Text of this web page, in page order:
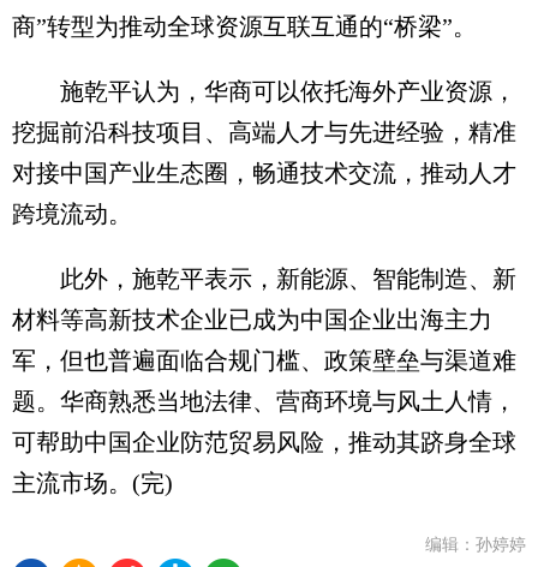
商”转型为推动全球资源互联互通的“桥梁”。
施乾平认为，华商可以依托海外产业资源，
挖掘前沿科技项目、高端人才与先进经验，精准
对接中国产业生态圈，畅通技术交流，推动人才
跨境流动。
此外，施乾平表示，新能源、智能制造、新
材料等高新技术企业已成为中国企业出海主力
军，但也普遍面临合规门槛、政策壁垒与渠道难
题。华商熟悉当地法律、营商环境与风土人情，
可帮助中国企业防范贸易风险，推动其跻身全球
主流市场。(完)
编辑：孙婷婷